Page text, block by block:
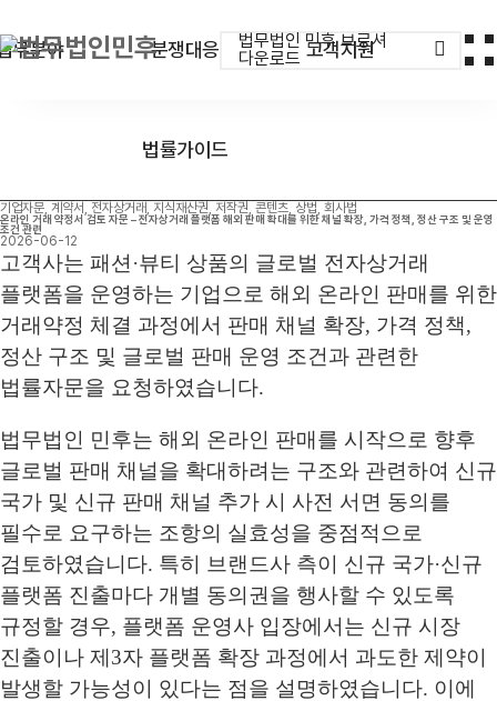
법무법인 민후 브로셔
다운로드
무분야 분쟁대응
법률가이드
고객지원
기업자문, 계약서, 전자상거래, 지식재산권, 저작권, 콘텐츠, 상법, 회사법
온라인 거래 약정서 검토 자문 – 전자상거래 플랫폼 해외 판매 확대를 위한 채널 확장, 가격 정책, 정산 구조 및 운영
조건 관련
2026-06-12
고객사는 패션·뷰티 상품의 글로벌 전자상거래
플랫폼을 운영하는 기업으로 해외 온라인 판매를 위한
거래약정 체결 과정에서 판매 채널 확장, 가격 정책,
정산 구조 및 글로벌 판매 운영 조건과 관련한
법률자문을 요청하였습니다.
법무법인 민후는 해외 온라인 판매를 시작으로 향후
글로벌 판매 채널을 확대하려는 구조와 관련하여 신규
국가 및 신규 판매 채널 추가 시 사전 서면 동의를
필수로 요구하는 조항의 실효성을 중점적으로
검토하였습니다. 특히 브랜드사 측이 신규 국가·신규
플랫폼 진출마다 개별 동의권을 행사할 수 있도록
규정할 경우, 플랫폼 운영사 입장에서는 신규 시장
진출이나 제3자 플랫폼 확장 과정에서 과도한 제약이
발생할 가능성이 있다는 점을 설명하였습니다. 이에